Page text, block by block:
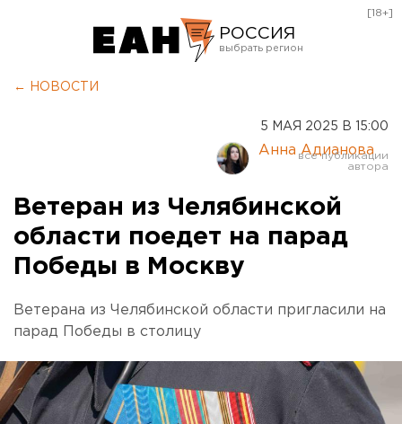
РОССИЯ
Курган
Оренбург
[18+]
← НОВОСТИ
5 МАЯ 2025 В 15:00
Анна Адианова
Ветеран из Челябинской
области поедет на парад
Победы в Москву
Ветерана из Челябинской области пригласили на
парад Победы в столицу